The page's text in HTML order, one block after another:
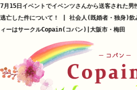
7月15日イベントでイベンツさんから送客された男
逃亡した件について！ | 社会人(既婚者・独身)飲
ィーはサークルCopain(コパン)|大阪市・梅田